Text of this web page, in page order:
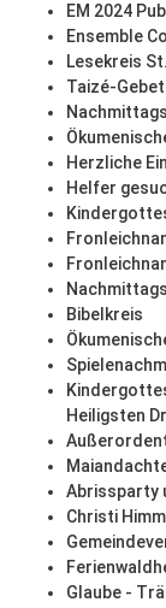
EM 2024
Ensemble
Lesekreis
Taizé-Gebet
Herzliche
Helfer
Bibelkreis
Heiligsten
Abrissparty
Christi
Glaube -